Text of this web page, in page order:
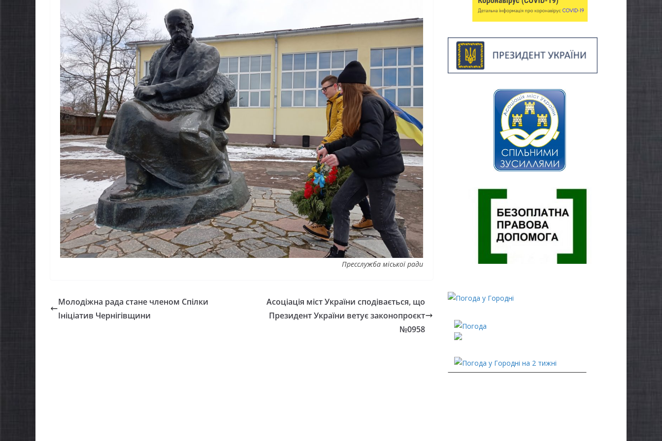
Пресслужба міської ради
Молодіжна рада стане членом Спілки
Ініціатив Чернігівщини
Асоціація міст України сподівається, що
Президент України ветує законопроєкт
№0958